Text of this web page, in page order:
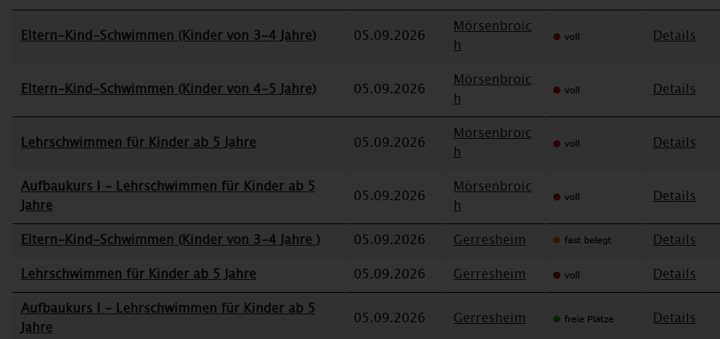
Eltern-Kind-Schwimmen (Kinder von 3-4 Jahre) 05.09.2026
Mörsenbroic
h
Details
Eltern-Kind-Schwimmen (Kinder von 4-5 Jahre) 05.09.2026
Mörsenbroic
h
Details
Lehrschwimmen für Kinder ab 5 Jahre 05.09.2026
Mörsenbroic
h
Details
Aufbaukurs I - Lehrschwimmen für Kinder ab 5
Jahre
05.09.2026
Mörsenbroic
h
Details
Eltern-Kind-Schwimmen (Kinder von 3-4 Jahre ) 05.09.2026 Gerresheim Details
Lehrschwimmen für Kinder ab 5 Jahre
05.09.2026 Gerresheim Details
Aufbaukurs I - Lehrschwimmen für Kinder ab 5
Jahre
05.09.2026 Gerresheim Details